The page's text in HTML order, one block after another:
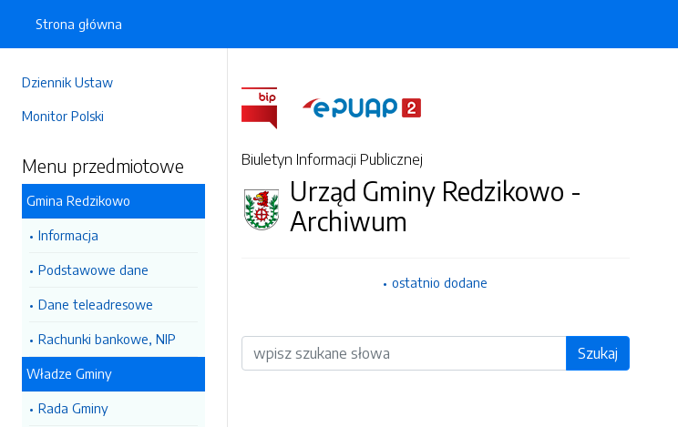
Dziennik Ustaw
Monitor Polski
Menu przedmiotowe
Gmina Redzikowo
Informacja
Podstawowe dane
Dane teleadresowe
Rachunki bankowe, NIP
Władze Gminy
Rada Gminy
Strona główna
Biuletyn Informacji Publicznej
Urząd Gminy Redzikowo -
Archiwum
ostatnio dodane
Wyszukiwarka Szukaj